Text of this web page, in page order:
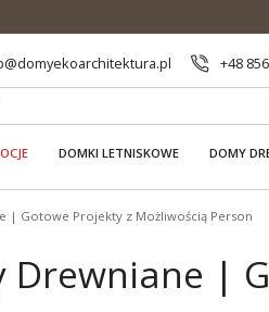
+48
DOMKI LETNISKOWE DOMY
| Gotowe Projekty z Możliwością Person
Drewniane |